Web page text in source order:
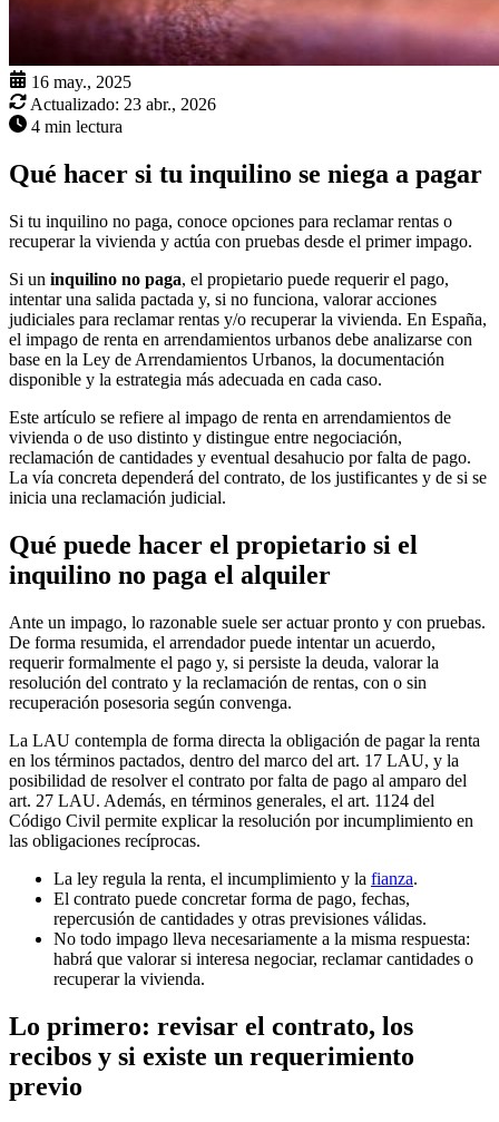
16 may., 2025
Actualizado: 23 abr., 2026
4 min lectura
Qué hacer si tu inquilino se niega a pagar
Si tu inquilino no paga, conoce opciones para reclamar rentas o
recuperar la vivienda y actúa con pruebas desde el primer impago.
Si un inquilino no paga, el propietario puede requerir el pago,
intentar una salida pactada y, si no funciona, valorar acciones
judiciales para reclamar rentas y/o recuperar la vivienda. En España,
el impago de renta en arrendamientos urbanos debe analizarse con
base en la Ley de Arrendamientos Urbanos, la documentación
disponible y la estrategia más adecuada en cada caso.
Este artículo se refiere al impago de renta en arrendamientos de
vivienda o de uso distinto y distingue entre negociación,
reclamación de cantidades y eventual desahucio por falta de pago.
La vía concreta dependerá del contrato, de los justificantes y de si se
inicia una reclamación judicial.
Qué puede hacer el propietario si el
inquilino no paga el alquiler
Ante un impago, lo razonable suele ser actuar pronto y con pruebas.
De forma resumida, el arrendador puede intentar un acuerdo,
requerir formalmente el pago y, si persiste la deuda, valorar la
resolución del contrato y la reclamación de rentas, con o sin
recuperación posesoria según convenga.
La LAU contempla de forma directa la obligación de pagar la renta
en los términos pactados, dentro del marco del art. 17 LAU, y la
posibilidad de resolver el contrato por falta de pago al amparo del
art. 27 LAU. Además, en términos generales, el art. 1124 del
Código Civil permite explicar la resolución por incumplimiento en
las obligaciones recíprocas.
La ley regula la renta, el incumplimiento y la fianza.
El contrato puede concretar forma de pago, fechas,
repercusión de cantidades y otras previsiones válidas.
No todo impago lleva necesariamente a la misma respuesta:
habrá que valorar si interesa negociar, reclamar cantidades o
recuperar la vivienda.
Lo primero: revisar el contrato, los
recibos y si existe un requerimiento
previo